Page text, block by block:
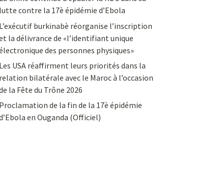
lutte contre la 17è épidémie d’Ebola
L’exécutif burkinabè réorganise l’inscription
la délivrance de «l’identifiant unique
des personnes physiques»
Les USA réaffirment leurs priorités dans la
relation bilatérale avec le Maroc à l’occasion
la Fête du Trône 2026
Proclamation de la fin de la 17è épidémie
en Ouganda (Officiel)